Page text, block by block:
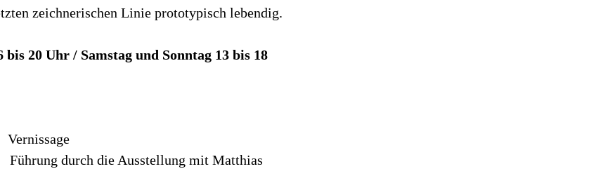
zeichnerischen Linie prototypisch lebendig.
20 Uhr / Samstag und Sonntag 13 bis 18
durch die Ausstellung mit Matthias